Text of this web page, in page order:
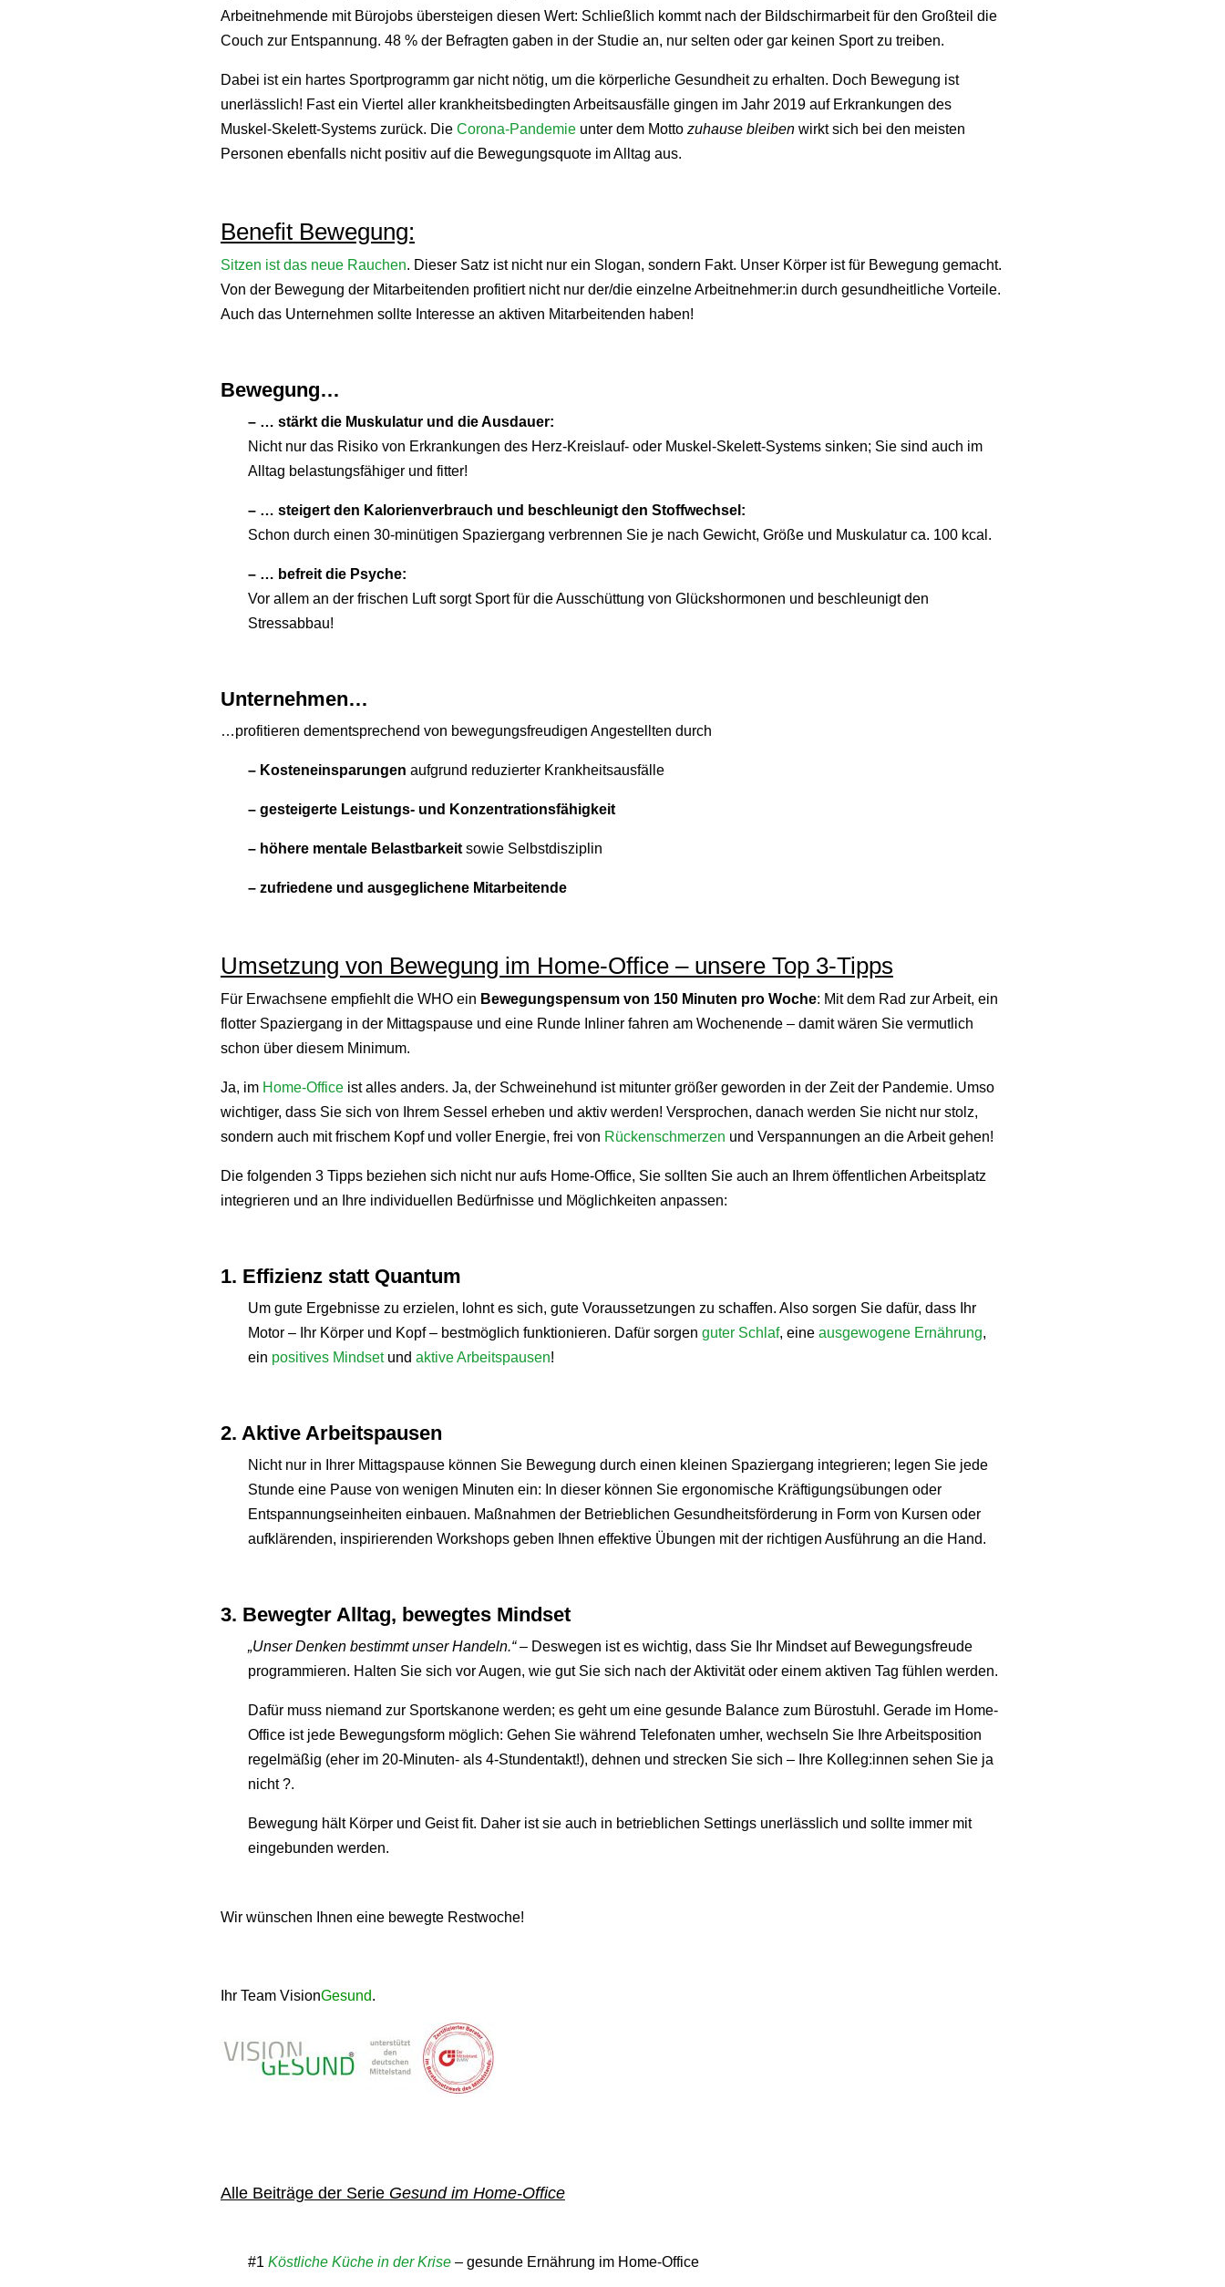
Arbeitnehmende mit Bürojobs übersteigen diesen Wert: Schließlich kommt nach der Bildschirmarbeit für den Großteil die
Couch zur Entspannung. 48 % der Befragten gaben in der Studie an, nur selten oder gar keinen Sport zu treiben.
Dabei ist ein hartes Sportprogramm gar nicht nötig, um die körperliche Gesundheit zu erhalten. Doch Bewegung ist
unerlässlich! Fast ein Viertel aller krankheitsbedingten Arbeitsausfälle gingen im Jahr 2019 auf Erkrankungen des
Muskel-Skelett-Systems zurück. Die Corona-Pandemieunter dem Motto zuhause bleibenwirkt sich bei den meisten
Personen ebenfalls nicht positiv auf die Bewegungsquote im Alltag aus.
Benefit Bewegung:
Sitzen ist das neue Rauchen. Dieser Satz ist nicht nur ein Slogan, sondern Fakt. Unser Körper ist für Bewegung gemacht.
Von der Bewegung der Mitarbeitenden profitiert nicht nur der/die einzelne Arbeitnehmer:in durch gesundheitliche Vorteile.
Auch das Unternehmen sollte Interesse an aktiven Mitarbeitenden haben!
Bewegung…
– … stärkt die Muskulatur und die Ausdauer:
Nicht nur das Risiko von Erkrankungen des Herz-Kreislauf- oder Muskel-Skelett-Systems sinken; Sie sind auch im
Alltag belastungsfähiger und fitter!
– … steigert den Kalorienverbrauch und beschleunigt den Stoffwechsel:
Schon durch einen 30-minütigen Spaziergang verbrennen Sie je nach Gewicht, Größe und Muskulatur ca. 100 kcal.
– … befreit die Psyche:
Vor allem an der frischen Luft sorgt Sport für die Ausschüttung von Glückshormonen und beschleunigt den
Stressabbau!
Unternehmen…
…profitieren dementsprechend von bewegungsfreudigen Angestellten durch
– Kosteneinsparungen aufgrund reduzierter Krankheitsausfälle
– gesteigerte Leistungs- und Konzentrationsfähigkeit
– höhere mentale Belastbarkeitsowie Selbstdisziplin
– zufriedene und ausgeglichene Mitarbeitende
Umsetzung von Bewegung im Home-Office – unsere Top 3-Tipps
Für Erwachsene empfiehlt die WHO ein Bewegungspensum von 150 Minuten pro Woche: Mit dem Rad zur Arbeit, ein
flotter Spaziergang in der Mittagspause und eine Runde Inliner fahren am Wochenende – damit wären Sie vermutlich
schon über diesem Minimum.
Ja, im Home-Officeist alles anders. Ja, der Schweinehund ist mitunter größer geworden in der Zeit der Pandemie. Umso
wichtiger, dass Sie sich von Ihrem Sessel erheben und aktiv werden! Versprochen, danach werden Sie nicht nur stolz,
sondern auch mit frischem Kopf und voller Energie, frei von Rückenschmerzen und Verspannungen an die Arbeit gehen!
Die folgenden 3 Tipps beziehen sich nicht nur aufs Home-Office, Sie sollten Sie auch an Ihrem öffentlichen Arbeitsplatz
integrieren und an Ihre individuellen Bedürfnisse und Möglichkeiten anpassen:
1. Effizienz statt Quantum
Um gute Ergebnisse zu erzielen, lohnt es sich, gute Voraussetzungen zu schaffen. Also sorgen Sie dafür, dass Ihr
Motor – Ihr Körper und Kopf – bestmöglich funktionieren. Dafür sorgen guter Schlaf, eine ausgewogene Ernährung,
ein positives Mindsetund aktive Arbeitspausen!
2. Aktive Arbeitspausen
Nicht nur in Ihrer Mittagspause können Sie Bewegung durch einen kleinen Spaziergang integrieren; legen Sie jede
Stunde eine Pause von wenigen Minuten ein: In dieser können Sie ergonomische Kräftigungsübungen oder
Entspannungseinheiten einbauen. Maßnahmen der Betrieblichen Gesundheitsförderung in Form von Kursen oder
aufklärenden, inspirierenden Workshops geben Ihnen effektive Übungen mit der richtigen Ausführung an die Hand.
3. Bewegter Alltag, bewegtes Mindset
„Unser Denken bestimmt unser Handeln.“– Deswegen ist es wichtig, dass Sie Ihr Mindset auf Bewegungsfreude
programmieren. Halten Sie sich vor Augen, wie gut Sie sich nach der Aktivität oder einem aktiven Tag fühlen werden.
Dafür muss niemand zur Sportskanone werden; es geht um eine gesunde Balance zum Bürostuhl. Gerade im Home-
Office ist jede Bewegungsform möglich: Gehen Sie während Telefonaten umher, wechseln Sie Ihre Arbeitsposition
regelmäßig (eher im 20-Minuten- als 4-Stundentakt!), dehnen und strecken Sie sich – Ihre Kolleg:innen sehen Sie ja
nicht ?.
Bewegung hält Körper und Geist fit. Daher ist sie auch in betrieblichen Settings unerlässlich und sollte immer mit
eingebunden werden.
Wir wünschen Ihnen eine bewegte Restwoche!
Ihr Team VisionGesund.
Alle Beiträge der Serie Gesund im Home-Office
#1 Köstliche Küche in der Krise– gesunde Ernährung im Home-Office